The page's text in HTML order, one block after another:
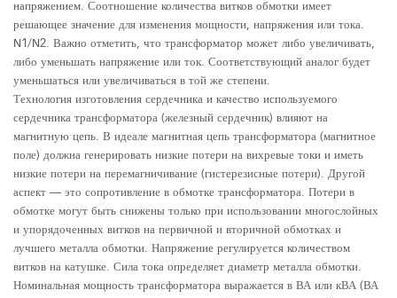
напряжением. Соотношение количества витков обмотки имеет
решающее значение для изменения мощности, напряжения или тока.
N1/N2. Важно отметить, что трансформатор может либо увеличивать,
либо уменьшать напряжение или ток. Соответствующий аналог будет
уменьшаться или увеличиваться в той же степени.
Технология изготовления сердечника и качество используемого
сердечника трансформатора (железный сердечник) влияют на
магнитную цепь. В идеале магнитная цепь трансформатора (магнитное
поле) должна генерировать низкие потери на вихревые токи и иметь
низкие потери на перемагничивание (гистерезисные потери). Другой
аспект — это сопротивление в обмотке трансформатора. Потери в
обмотке могут быть снижены только при использовании многослойных
и упорядоченных витков на первичной и вторичной обмотках и
лучшего металла обмотки. Напряжение регулируется количеством
витков на катушке. Сила тока определяет диаметр металла обмотки.
Номинальная мощность трансформатора выражается в ВА или кВА (ВА